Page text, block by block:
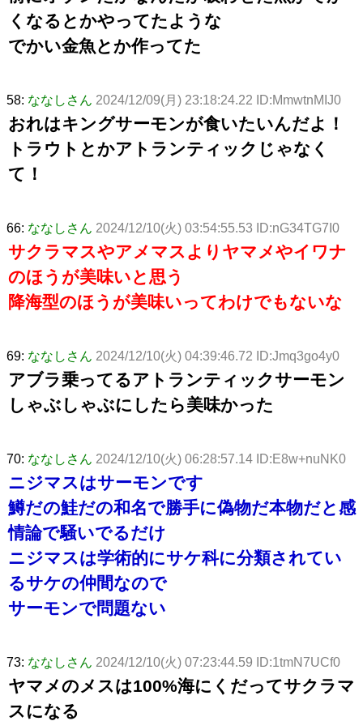
くなるとかやってたような
でかい金魚とか作ってた
58: ななしさん 2024/12/09(月) 23:18:24.22 ID:MmwtnMIJ0
おれはキングサーモンが食いたいんだよ！
トラウトとかアトランティックじゃなく
て！
66: ななしさん 2024/12/10(火) 03:54:55.53 ID:nG34TG7I0
サクラマスやアメマスよりヤマメやイワナ
のほうが美味いと思う
降海型のほうが美味いってわけでもないな
69: ななしさん 2024/12/10(火) 04:39:46.72 ID:Jmq3go4y0
アブラ乗ってるアトランティックサーモン
しゃぶしゃぶにしたら美味かった
70: ななしさん 2024/12/10(火) 06:28:57.14 ID:E8w+nuNK0
ニジマスはサーモンです
鱒だの鮭だの和名で勝手に偽物だ本物だと感
情論で騒いでるだけ
ニジマスは学術的にサケ科に分類されてい
るサケの仲間なので
サーモンで問題ない
73: ななしさん 2024/12/10(火) 07:23:44.59 ID:1tmN7UCf0
ヤマメのメスは100%海にくだってサクラマ
スになる